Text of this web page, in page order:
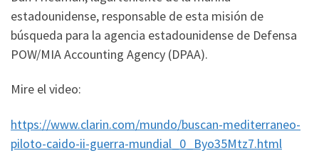
estadounidense, responsable de esta misión de
búsqueda para la agencia estadounidense de Defensa
POW/MIA Accounting Agency (DPAA).
Mire el video:
https://www.clarin.com/mundo/buscan-mediterraneo-
piloto-caido-ii-guerra-mundial_0_Byo35Mtz7.html